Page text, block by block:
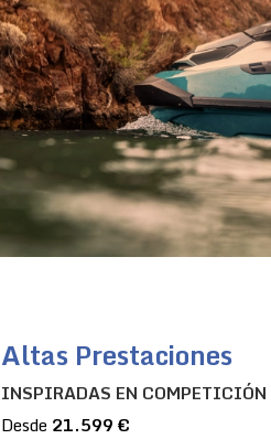
Altas Prestaciones
INSPIRADAS EN COMPETICIÓN
Desde 21.599 €